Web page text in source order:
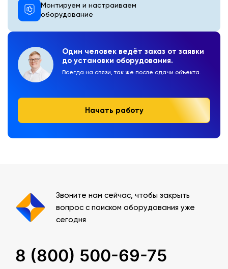
Один человек ведёт заказ от заявки
до установки оборудования.
Всегда на связи, так же после сдачи объекта.
Начать работу
Монтируем и настраиваем
оборудование
Звоните нам сейчас, чтобы закрыть
вопрос с поиском оборудования уже
сегодня
8 (800) 500-69-75